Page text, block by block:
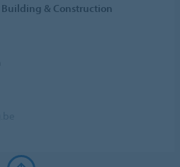
& Construction